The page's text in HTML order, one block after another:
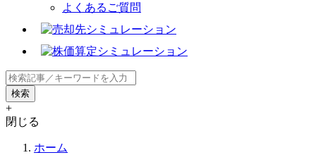
よくあるご質問
+
閉じる
ホーム